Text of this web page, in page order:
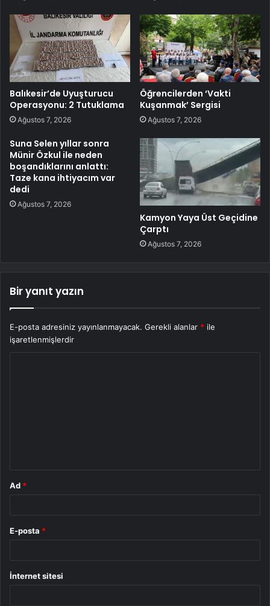
Balıkesir’de Uyuşturucu
Operasyonu: 2 Tutuklama
Ağustos 7, 2026
Öğrencilerden ‘Vakti
Kuşanmak’ Sergisi
Ağustos 7, 2026
Suna Selen yıllar sonra
Münir Özkul ile neden
boşandıklarını anlattı:
Taze kana ihtiyacım var
dedi
Ağustos 7, 2026
Kamyon Yaya Üst Geçidine
Çarptı
Ağustos 7, 2026
Bir yanıt yazın
E-posta adresiniz yayınlanmayacak. Gerekli alanlar * ile
işaretlenmişlerdir
Ad *
E-posta *
İnternet sitesi